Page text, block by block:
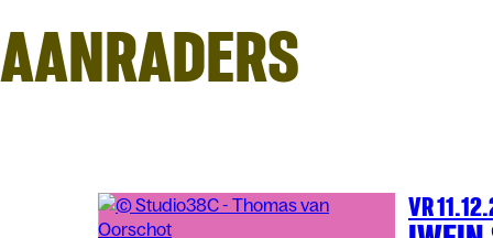
AANRADERS
COMEDY
VR